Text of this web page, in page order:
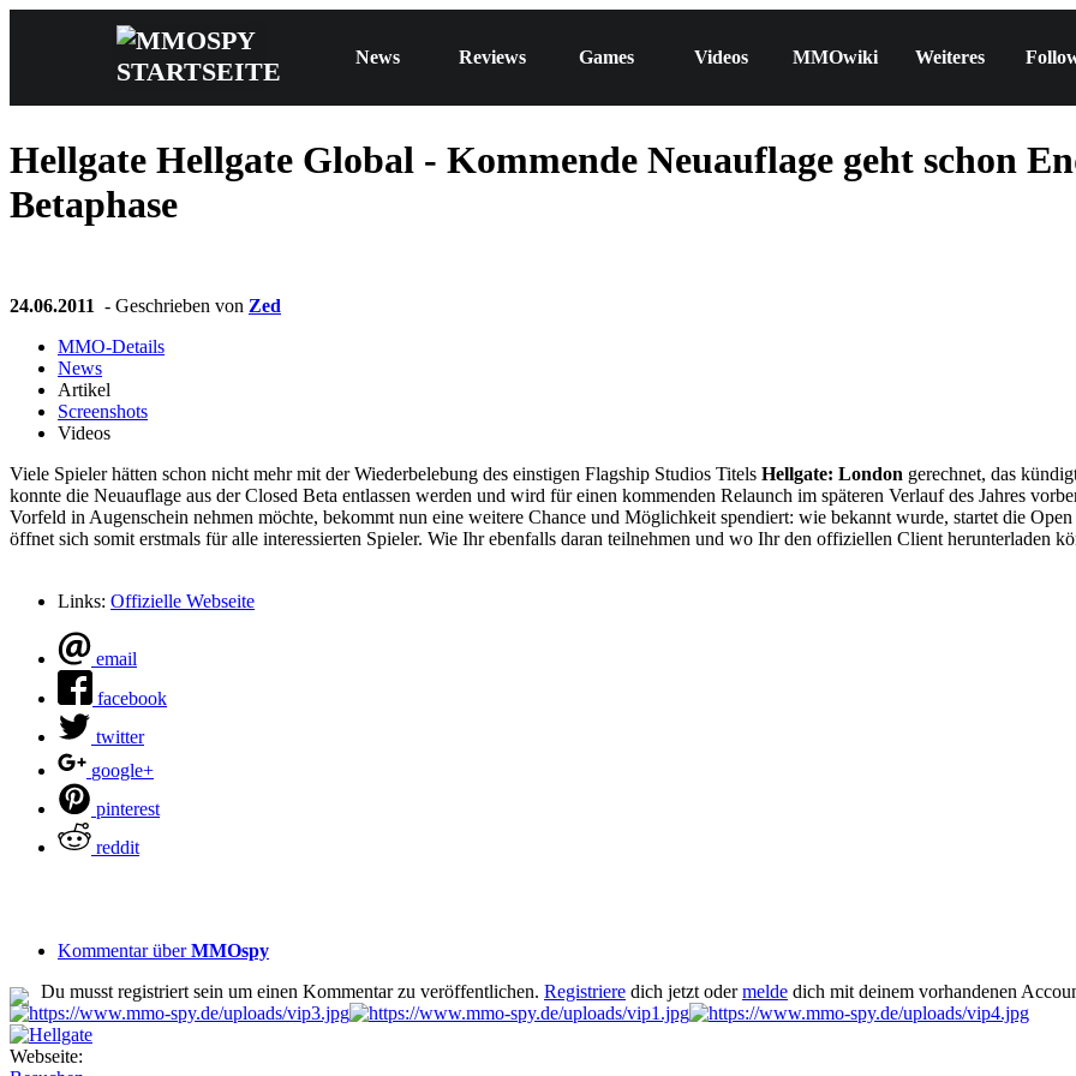
News Reviews Games Videos MMOwiki Weiteres
Hellgate Hellgate Global - Kommende Neuauflage geht schon
Betaphase
24.06.2011 - Geschrieben von Zed
MMO-Details
News
Artikel
Screenshots
Videos
Viele Spieler hätten schon nicht mehr mit der Wiederbelebung des einstigen Flagship Studios Titels Hellgate: London gerechnet, das
konnte die Neuauflage aus der Closed Beta entlassen werden und wird für einen kommenden Relaunch im späteren Verlauf des Jahres
Vorfeld in Augenschein nehmen möchte, bekommt nun eine weitere Chance und Möglichkeit spendiert: wie bekannt wurde, startet die
öffnet sich somit erstmals für alle interessierten Spieler. Wie Ihr ebenfalls daran teilnehmen und wo Ihr den offiziellen Client herunterladen
Links: Offizielle Webseite
email
facebook
twitter
google+
pinterest
reddit
Kommentar überMMOspy
Du musst registriert sein um einen Kommentar zu veröffentlichen. Registriere dich jetzt odermelde dich mit deinem vorhandenen
Webseite: